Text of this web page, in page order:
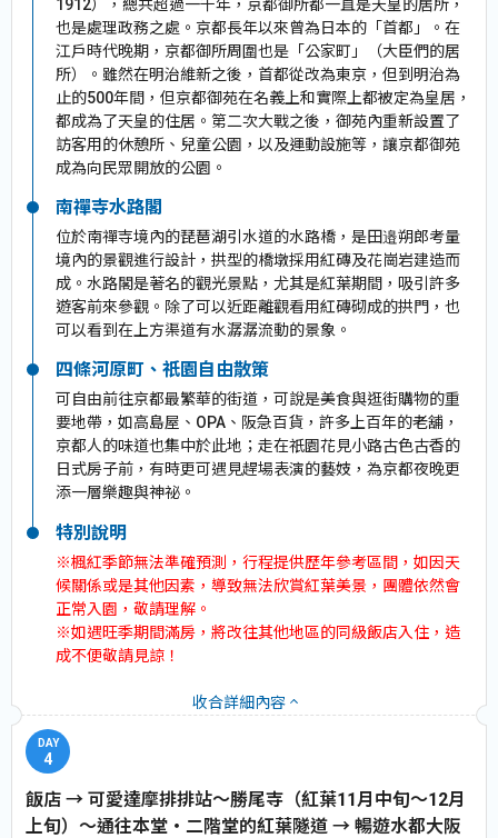
1912），總共超過一千年，京都御所都一直是天皇的居所，
也是處理政務之處。京都長年以來曾為日本的「首都」。在
江戶時代晚期，京都御所周圍也是「公家町」（大臣們的居
所）。雖然在明治維新之後，首都從改為東京，但到明治為
止的500年間，但京都御苑在名義上和實際上都被定為皇居，
都成為了天皇的住居。第二次大戰之後，御苑內重新設置了
訪客用的休憩所、兒童公園，以及運動設施等，讓京都御苑
成為向民眾開放的公園。
南禪寺水路閣
位於南禪寺境內的琵琶湖引水道的水路橋，是田邉朔郎考量
境內的景觀進行設計，拱型的橋墩採用紅磚及花崗岩建造而
成。水路閣是著名的觀光景點，尤其是紅葉期間，吸引許多
遊客前來參觀。除了可以近距離觀看用紅磚砌成的拱門，也
可以看到在上方渠道有水潺潺流動的景象。
四條河原町、祇園自由散策
可自由前往京都最繁華的街道，可說是美食與逛街購物的重
要地帶，如高島屋、OPA、阪急百貨，許多上百年的老舖，
京都人的味道也集中於此地；走在祇園花見小路古色古香的
日式房子前，有時更可遇見趕場表演的藝妓，為京都夜晚更
添一層樂趣與神祕。
特別說明
※楓紅季節無法準確預測，行程提供歷年參考區間，如因天
候關係或是其他因素，導致無法欣賞紅葉美景，團體依然會
正常入園，敬請理解。
※如遇旺季期間滿房，將改往其他地區的同級飯店入住，造
成不便敬請見諒！
收合詳細內容
4
飯店 → 可愛達摩排排站～勝尾寺（紅葉11月中旬～12月
上旬）～通往本堂‧二階堂的紅葉隧道 → 暢遊水都大阪